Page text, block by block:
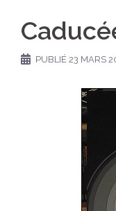
PUBLIÉ 23 MARS